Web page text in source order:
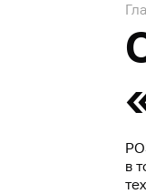
в